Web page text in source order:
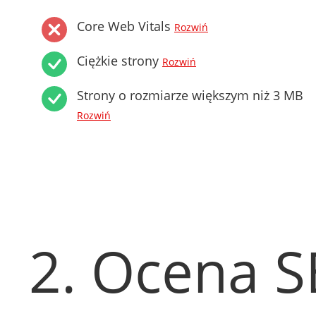
Core Web Vitals Rozwiń
Ciężkie strony Rozwiń
Strony o rozmiarze większym niż 3 MB
Rozwiń
2. Ocena